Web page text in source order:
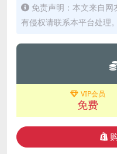
免责声明：本文来自
有侵权请联系本平台处理。
VIP会员
免费